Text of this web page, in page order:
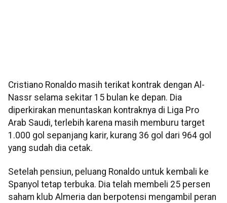
Cristiano Ronaldo masih terikat kontrak dengan Al-
Nassr selama sekitar 15 bulan ke depan. Dia
diperkirakan menuntaskan kontraknya di Liga Pro
Arab Saudi, terlebih karena masih memburu target
1.000 gol sepanjang karir, kurang 36 gol dari 964 gol
yang sudah dia cetak.
Setelah pensiun, peluang Ronaldo untuk kembali ke
Spanyol tetap terbuka. Dia telah membeli 25 persen
saham klub Almeria dan berpotensi mengambil peran